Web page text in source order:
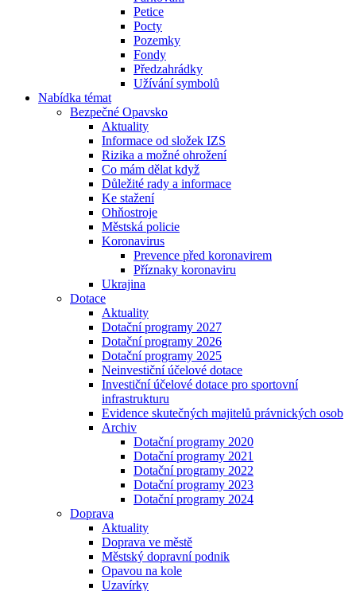
Petice
Pocty
Pozemky
Fondy
Předzahrádky
Užívání symbolů
Nabídka témat
Bezpečné Opavsko
Aktuality
Informace od složek IZS
Rizika a možné ohrožení
Co mám dělat když
Důležité rady a informace
Ke stažení
Ohňostroje
Městská policie
Koronavirus
Prevence před koronavirem
Příznaky koronaviru
Ukrajina
Dotace
Aktuality
Dotační programy 2027
Dotační programy 2026
Dotační programy 2025
Neinvestiční účelové dotace
Investiční účelové dotace pro sportovní
infrastrukturu
Evidence skutečných majitelů právnických osob
Archiv
Dotační programy 2020
Dotační programy 2021
Dotační programy 2022
Dotační programy 2023
Dotační programy 2024
Doprava
Aktuality
Doprava ve městě
Městský dopravní podnik
Opavou na kole
Uzavírky